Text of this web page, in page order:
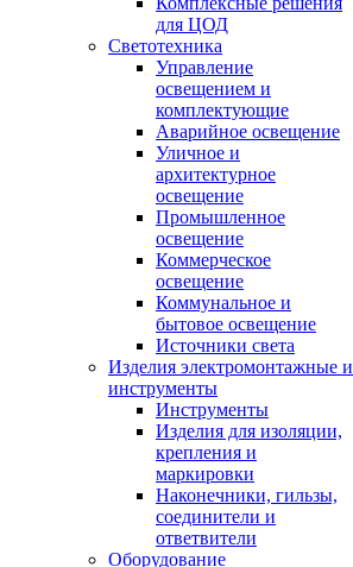
для ЦОД
Светотехника
Управление
освещением и
комплектующие
Аварийное освещение
Уличное и
архитектурное
освещение
Промышленное
освещение
Коммерческое
освещение
Коммунальное и
бытовое освещение
Источники света
Изделия электромонтажные и
инструменты
Инструменты
Изделия для изоляции,
крепления и
маркировки
Наконечники, гильзы,
соединители и
ответвители
Оборудование